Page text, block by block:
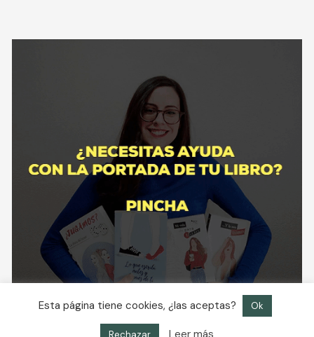
Esta página tiene cookies, ¿las aceptas? Ok
Rechazar Leer más